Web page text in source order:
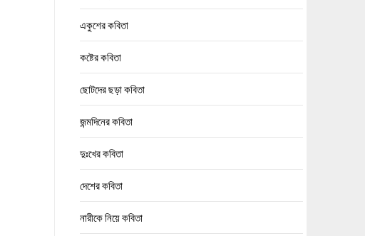
একুশের কবিতা
কষ্টের কবিতা
ছোটদের ছড়া কবিতা
জন্মদিনের কবিতা
দুঃখের কবিতা
দেশের কবিতা
নারীকে নিয়ে কবিতা